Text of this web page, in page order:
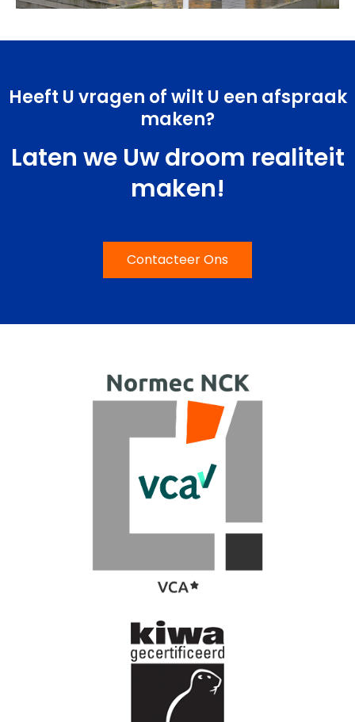
Heeft U vragen of wilt U een afspraak
maken?
Laten we Uw droom realiteit
maken!
Contacteer Ons